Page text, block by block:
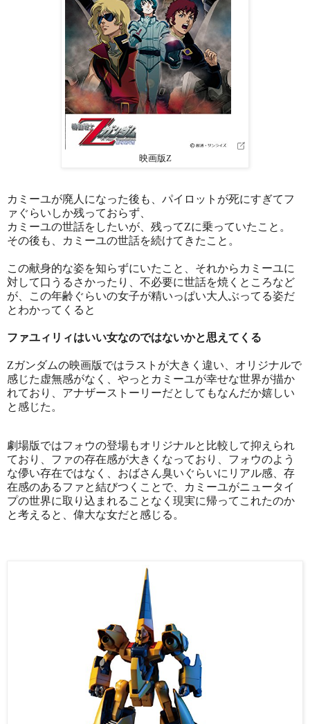
映画版Z
カミーユが廃人になった後も、パイロットが死にすぎてフ
ァぐらいしか残っておらず、
カミーユの世話をしたいが、残ってZに乗っていたこと。
その後も、カミーユの世話を続けてきたこと。
この献身的な姿を知らずにいたこと、それからカミーユに
対して口うるさかったり、不必要に世話を焼くところなど
が、この年齢ぐらいの女子が精いっぱい大人ぶってる姿だ
とわかってくると
ファユィリィはいい女なのではないかと思えてくる
Zガンダムの映画版ではラストが大きく違い、オリジナルで
感じた虚無感がなく、やっとカミーユが幸せな世界が描か
れており、アナザーストーリーだとしてもなんだか嬉しい
と感じた。
劇場版ではフォウの登場もオリジナルと比較して抑えられ
ており、ファの存在感が大きくなっており、フォウのよう
な儚い存在ではなく、おばさん臭いぐらいにリアル感、存
在感のあるファと結びつくことで、カミーユがニュータイ
プの世界に取り込まれることなく現実に帰ってこれたのか
と考えると、偉大な女だと感じる。